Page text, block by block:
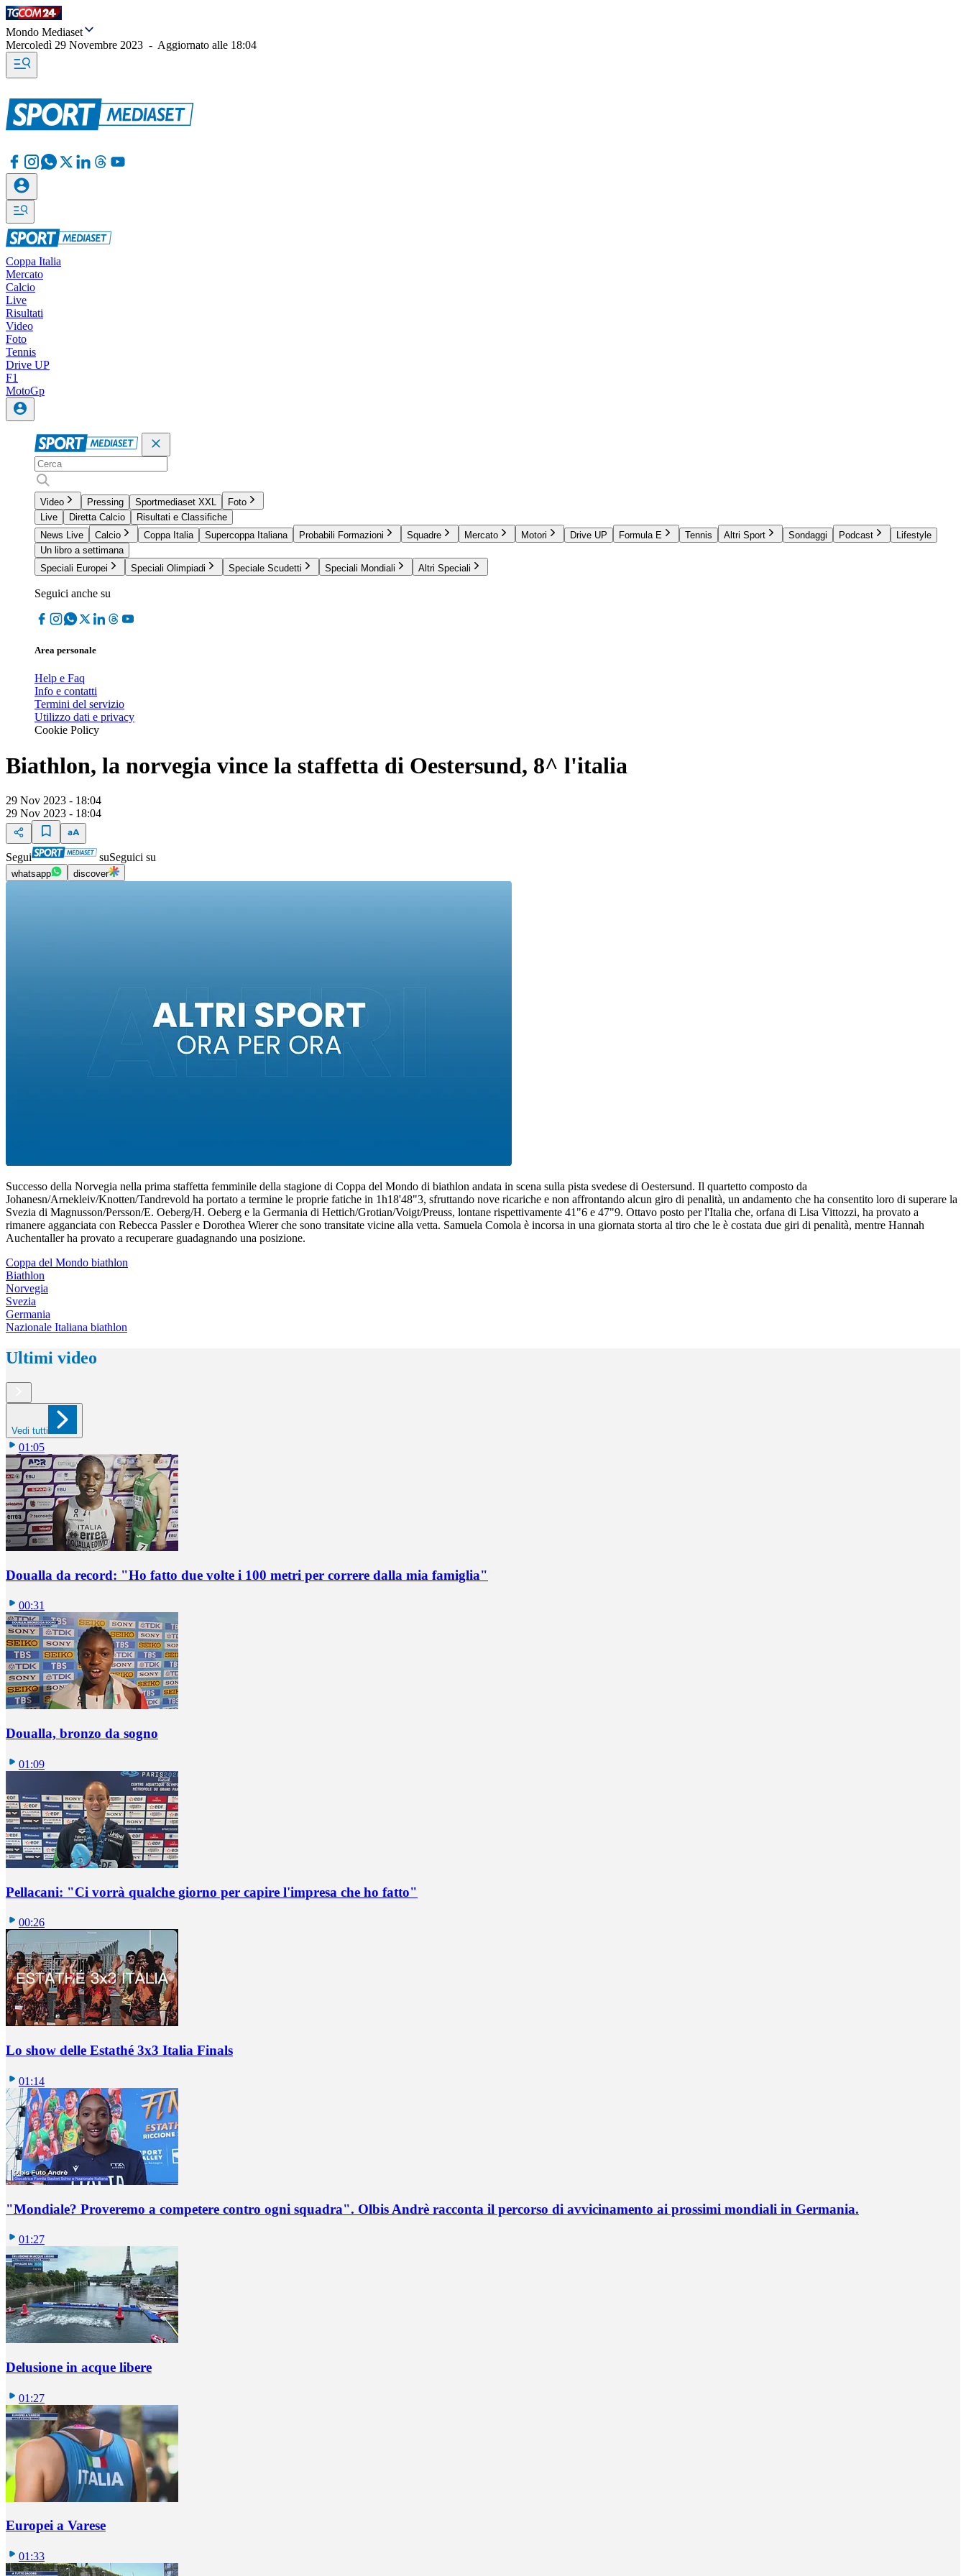
Mondo Mediaset
Mercoledì 29 Novembre 2023 - Aggiornato alle 18:04
Coppa Italia
Mercato
Calcio
Live
Risultati
Video
Foto
Tennis
Drive UP
F1
MotoGp
Video Pressing Sportmediaset XXL
Foto
Live
Diretta Calcio
Risultati e Classifiche
News Live
Calcio Coppa Italia Supercoppa Italiana Probabili Formazioni Squadre Mercato Motori Drive UP Formula E Tennis Altri Sport Sondaggi Podcast
Lifestyle
Un libro a settimana
Speciali Europei
Speciali Olimpiadi Speciale Scudetti Speciali Mondiali Altri Speciali
Seguici anche su
Area personale
Help e Faq
Info e contatti
Termini del servizio
Utilizzo dati e privacy
Cookie Policy
Biathlon, la norvegia vince la staffetta di Oestersund, 8^ l'italia
29 Nov 2023 - 18:04
29 Nov 2023 - 18:04
Segui suSeguici su
whatsapp discover
Successo della Norvegia nella prima staffetta femminile della stagione di Coppa del Mondo di biathlon andata in scena sulla pista svedese di Oestersund. Il quartetto composto da
Johanesn/Arnekleiv/Knotten/Tandrevold ha portato a termine le proprie fatiche in 1h18'48"3, sfruttando nove ricariche e non affrontando alcun giro di penalità, un andamento che ha consentito loro di superare la
Svezia di Magnusson/Persson/E. Oeberg/H. Oeberg e la Germania di Hettich/Grotian/Voigt/Preuss, lontane rispettivamente 41"6 e 47"9. Ottavo posto per l'Italia che, orfana di Lisa Vittozzi, ha provato a
rimanere agganciata con Rebecca Passler e Dorothea Wierer che sono transitate vicine alla vetta. Samuela Comola è incorsa in una giornata storta al tiro che le è costata due giri di penalità, mentre Hannah
Auchentaller ha provato a recuperare guadagnando una posizione.
Coppa del Mondo biathlon
Biathlon
Norvegia
Svezia
Germania
Nazionale Italiana biathlon
Ultimi video
Vedi tutti
01:05
Doualla da record: "Ho fatto due volte i 100 metri per correre dalla mia famiglia"
00:31
Doualla, bronzo da sogno
01:09
Pellacani: "Ci vorrà qualche giorno per capire l'impresa che ho fatto"
00:26
Lo show delle Estathé 3x3 Italia Finals
01:14
"Mondiale? Proveremo a competere contro ogni squadra". Olbis Andrè racconta il percorso di avvicinamento ai prossimi mondiali in Germania.
01:27
Delusione in acque libere
01:27
Europei a Varese
01:33